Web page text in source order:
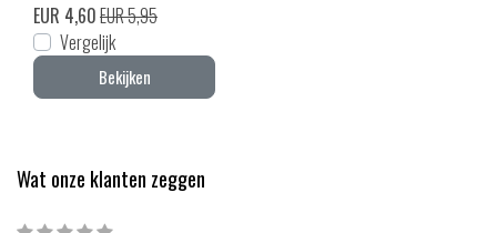
EUR 4,60EUR 5,95
Vergelijk
Bekijken
Wat onze klanten zeggen